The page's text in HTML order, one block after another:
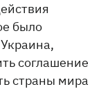
было
соглашение
страны мира